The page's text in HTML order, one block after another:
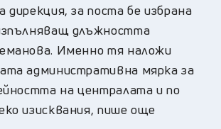
дирекция, за поста бе избрана
длъжността
Именно тя наложи
административна мярка за
на централата и по
изисквания, пише още